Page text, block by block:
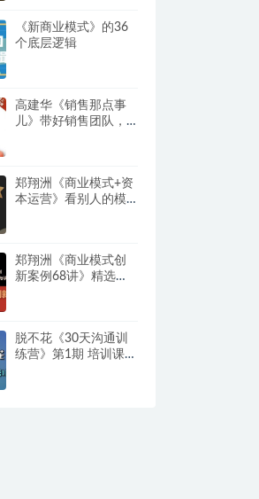
《新商业模式》的36
个底层逻辑
高建华《销售那点事
儿》带好销售团队，
郑翔洲《商业模式+资
本运营》看别人的模
郑翔洲《商业模式创
新案例68讲》精选
脱不花《30天沟通训
练营》第1期 培训课程